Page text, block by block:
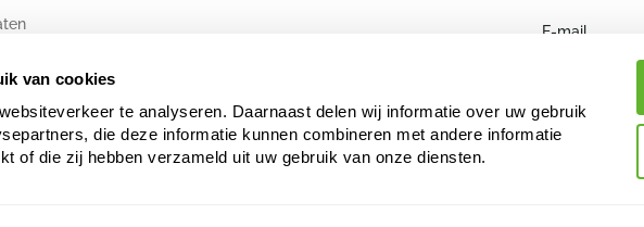
van cookies
te analyseren. Daarnaast delen wij informatie over uw gebruik
die deze informatie kunnen combineren met andere informatie
of die zij hebben verzameld uit uw gebruik van onze diensten.
E-mail
Volg ons